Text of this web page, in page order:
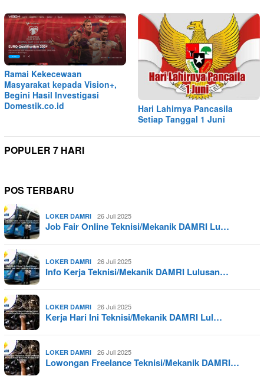
Ramai Kekecewaan
Masyarakat kepada Vision+,
Begini Hasil Investigasi
Domestik.co.id
Hari Lahirnya Pancasila
Setiap Tanggal 1 Juni
POPULER 7 HARI
POS TERBARU
LOKER DAMRI 26 Juli 2025
Job Fair Online Teknisi/Mekanik DAMRI Lu…
LOKER DAMRI 26 Juli 2025
Info Kerja Teknisi/Mekanik DAMRI Lulusan…
LOKER DAMRI 26 Juli 2025
Kerja Hari Ini Teknisi/Mekanik DAMRI Lul…
LOKER DAMRI 26 Juli 2025
Lowongan Freelance Teknisi/Mekanik DAMRI…